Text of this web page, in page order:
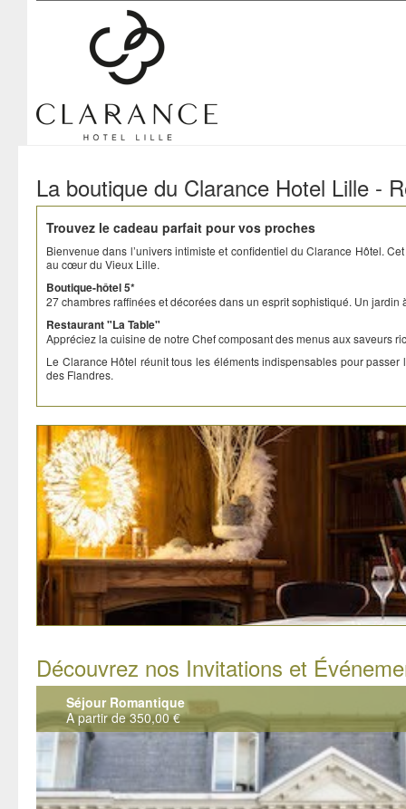
Clarance Hotel Lille
La boutique du Clarance Hotel Lille -
Trouvez le cadeau parfait pour vos proches
Bienvenue dans l’univers intimiste et confidentiel du Clarance Hôtel.
au cœur du Vieux Lille.
Boutique-hôtel 5*
27 chambres raffinées et décorées dans un esprit sophistiqué. Un jardin
Restaurant "La Table"
Appréciez la cuisine de notre Chef composant des menus aux saveurs
Le Clarance Hôtel réunit tous les éléments indispensables pour
des Flandres.
Découvrez nos Invitations et
Séjour Romantique
A partir de 350,00 €